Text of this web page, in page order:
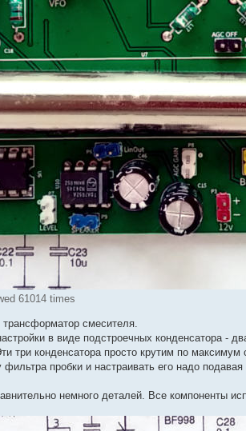
61014 times
смесителя.
в виде подстроечных конденсатора -
три конденсатора просто крутим по
фильтра пробки и настраивать его надо
немного деталей. Все компоненты